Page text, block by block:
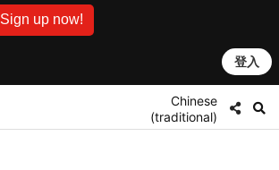
Sign up now!
登入
Chinese
(traditional)